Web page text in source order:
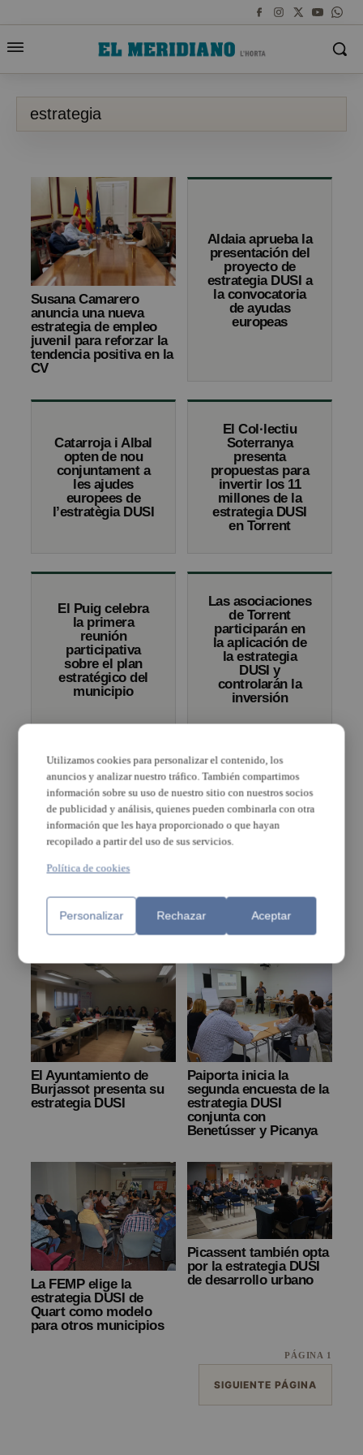
estrategia
Susana Camarero
anuncia una nueva
estrategia de empleo
juvenil para reforzar la
tendencia positiva en la
CV
Aldaia aprueba la
presentación del
proyecto de
estrategia DUSI a
la convocatoria
de ayudas
europeas
Catarroja i Albal
opten de nou
conjuntament a
les ajudes
europees de
l’estratègia DUSI
El Col·lectiu
Soterranya
presenta
propuestas para
invertir los 11
millones de la
estrategia DUSI
en Torrent
El Puig celebra
la primera
reunión
participativa
sobre el plan
estratégico del
municipio
Las asociaciones
de Torrent
participarán en
la aplicación de
la estrategia
DUSI y
controlarán la
inversión
El pleno de Paiporta
estrategia DUSI
conjunto con Picanya y
Benetússer
de estrategia DUSI
presupuestado en 10
millones
El Ayuntamiento de
Burjassot presenta su
estrategia DUSI
Paiporta inicia la
segunda encuesta de la
estrategia DUSI
conjunta con
Benetússer y Picanya
La FEMP elige la
estrategia DUSI de
Quart como modelo
para otros municipios
Picassent también opta
por la estrategia DUSI
de desarrollo urbano
PÁGINA 1
SIGUIENTE PÁGINA
Utilizamos cookies para personalizar el contenido, los
anuncios y analizar nuestro tráfico. También compartimos
información sobre su uso de nuestro sitio con nuestros socios
de publicidad y análisis, quienes pueden combinarla con otra
información que les haya proporcionado o que hayan
recopilado a partir del uso de sus servicios.
Política de cookies
Personalizar Rechazar Aceptar